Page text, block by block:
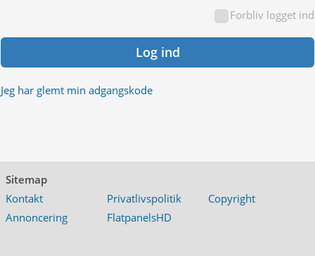
Forbliv logget ind
Log ind
Jeg har glemt min adgangskode
Sitemap
Kontakt
Privatlivspolitik
Copyright
Annoncering
FlatpanelsHD